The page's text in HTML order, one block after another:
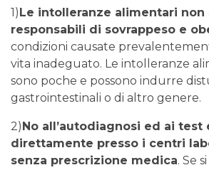
1)Le intolleranze alimentari non
responsabili di sovrappeso e
condizioni causate
vita inadeguato. Le intolleranze
sono poche e possono indurre
gastrointestinali o di altro genere.
2)No all’autodiagnosi ed ai
direttamente presso i centri
senza prescrizione medica. Se